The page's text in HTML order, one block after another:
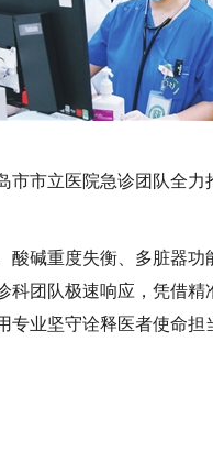
市市立医院急诊团队全力
酸碱重度失衡、多脏器
科团队极速响应，凭借
业坚守诠释医者使命担